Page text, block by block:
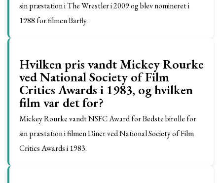
sin præstation i The Wrestler i 2009 og blev nomineret i
1988 for filmen Barfly.
Hvilken pris vandt Mickey Rourke
ved National Society of Film
Critics Awards i 1983, og hvilken
film var det for?
Mickey Rourke vandt NSFC Award for Bedste birolle for
sin præstation i filmen Diner ved National Society of Film
Critics Awards i 1983.